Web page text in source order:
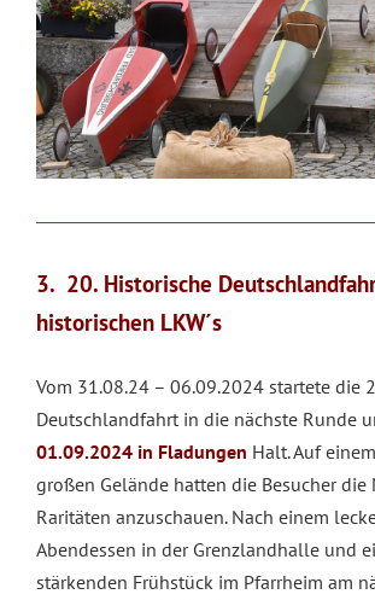
3. 20. Historische
historischen LKW´s
Vom 31.08.24 – 06.09.2024 startete die
Deutschlandfahrt in die nächste Runde
01.09.2024 in Fladungen Halt. Auf
großen Gelände hatten die Besucher
Raritäten anzuschauen. Nach einem
Abendessen in der Grenzlandhalle und
stärkenden Frühstück im Pfarrheim am